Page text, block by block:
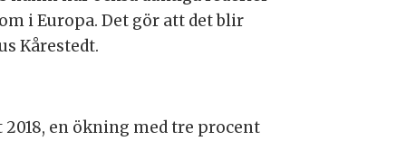
i Europa. Det gör att det blir
Kårestedt.
en ökning med tre procent